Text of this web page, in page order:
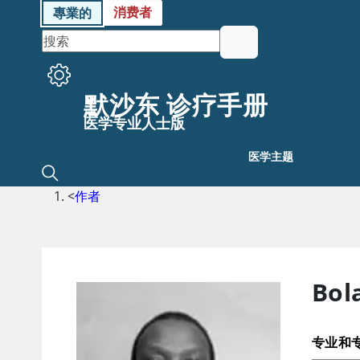
專業的 消费者
默沙东 诊疗手册
医学专业人士版
医学主题
<作者
专业和